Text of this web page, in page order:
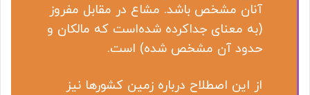
آنان مشخص باشد. مشاع در مقابل مفروز
(به معنای جداکرده شده‌است که مالکان و
حدود آن مشخص شده) است.
از این اصطلاح درباره زمین کشورها نیز